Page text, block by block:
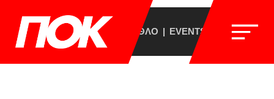
ΣΥΛΛΟΓΟΣ BREVET ΤΡΙΑΘΛΟ EVENTS